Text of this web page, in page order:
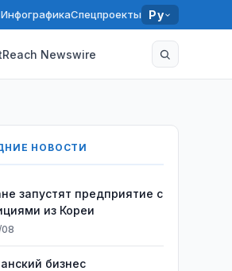
ИнфографикаСпецпроекты Ру
Newswire
НОВОСТИ
запустят предприятие с
из Кореи
08
бизнес